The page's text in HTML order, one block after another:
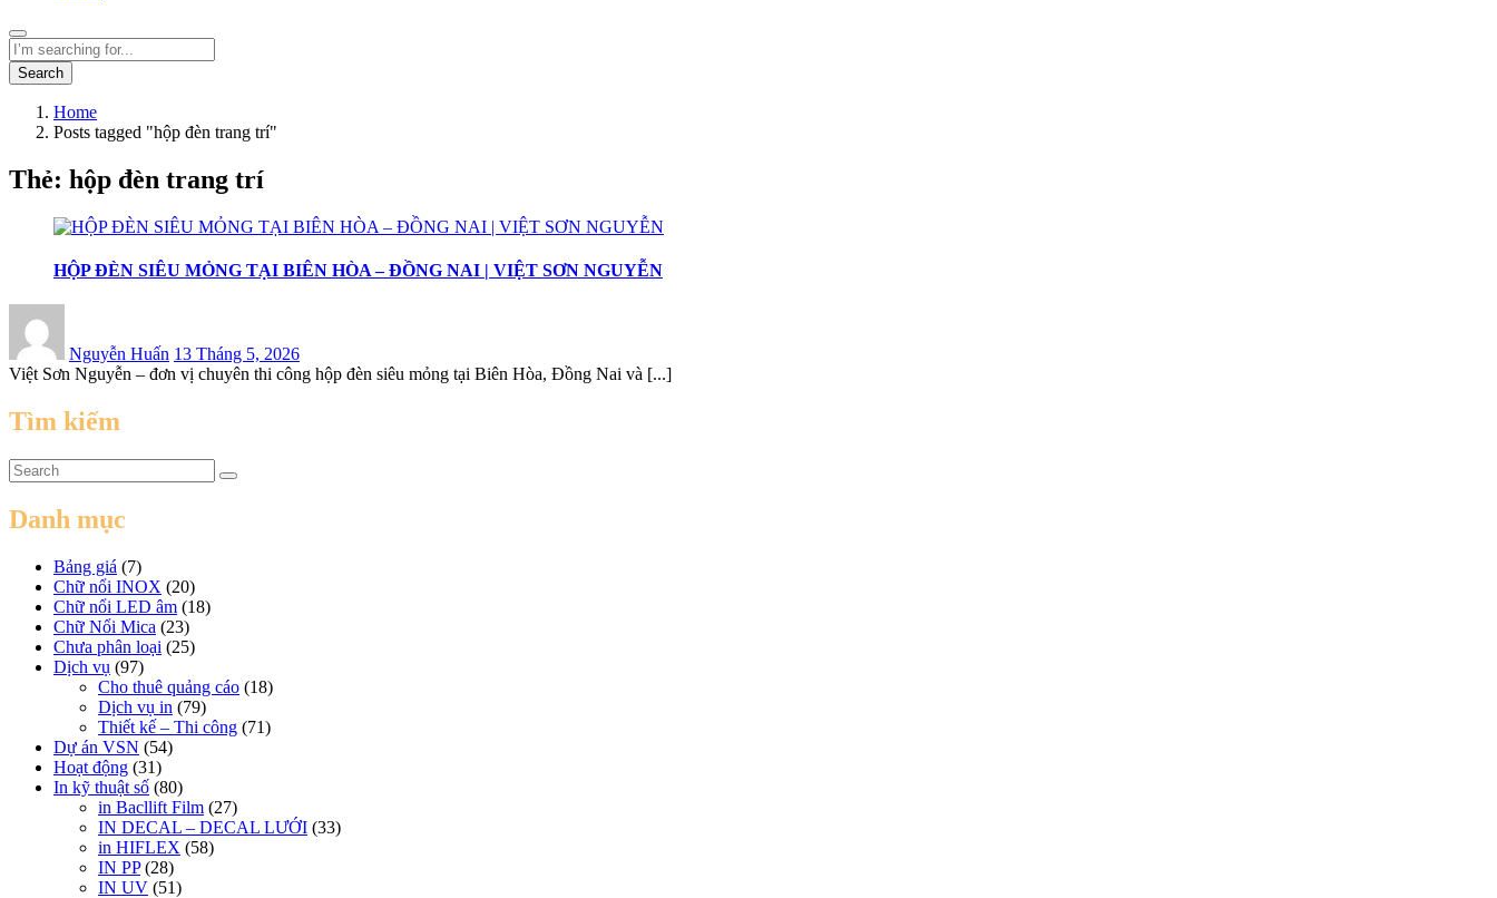
Search
Home
Posts tagged "hộp đèn trang trí"
Thẻ: hộp đèn trang trí
HỘP ĐÈN SIÊU MỎNG TẠI BIÊN HÒA – ĐỒNG NAI | VIỆT SƠN NGUYỄN
Nguyễn Huấn 13 Tháng 5, 2026
Việt Sơn Nguyễn – đơn vị chuyên thi công hộp đèn siêu mỏng tại Biên Hòa, Đồng Nai và [...]
Tìm kiếm
Danh mục
Bảng giá (7)
Chữ nổi INOX (20)
Chữ nổi LED âm (18)
Chữ Nổi Mica (23)
Chưa phân loại (25)
Dịch vụ (97)
Cho thuê quảng cáo (18)
Dịch vụ in (79)
Thiết kế – Thi công (71)
Dự án VSN (54)
Hoạt động (31)
In kỹ thuật số (80)
in Bacllift Film (27)
IN DECAL – DECAL LƯỚI (33)
in HIFLEX (58)
IN PP(28)
IN UV (51)